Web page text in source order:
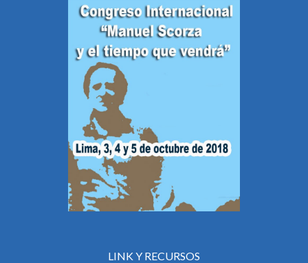
LINK Y RECURSOS